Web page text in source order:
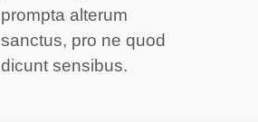
prompta alterum
sanctus, pro ne quod
dicunt sensibus.